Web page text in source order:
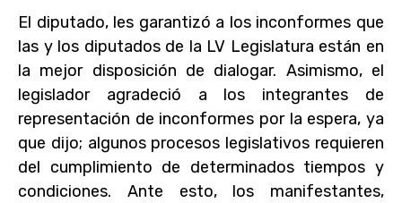
El diputado, les garantizó a los inconformes que
las y los diputados de la LV Legislatura están en
la mejor disposición de dialogar. Asimismo, el
legislador agradeció a los integrantes de
representación de inconformes por la espera, ya
que dijo; algunos procesos legislativos requieren
del cumplimiento de determinados tiempos y
condiciones. Ante esto, los manifestantes,